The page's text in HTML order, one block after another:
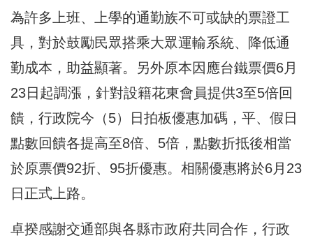
為許多上班、上學的通勤族不可或缺的票證工
具，對於鼓勵民眾搭乘大眾運輸系統、降低通
勤成本，助益顯著。另外原本因應台鐵票價6月
23日起調漲，針對設籍花東會員提供3至5倍回
饋，行政院今（5）日拍板優惠加碼，平、假日
點數回饋各提高至8倍、5倍，點數折抵後相當
於原票價92折、95折優惠。相關優惠將於6月23
日正式上路。
卓揆感謝交通部與各縣市政府共同合作，行政